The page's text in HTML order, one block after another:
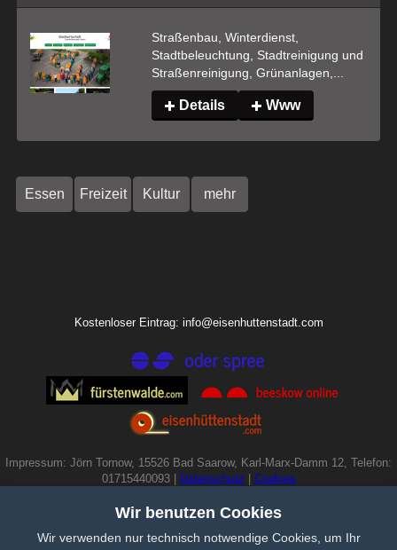
Straßenbau, Winterdienst,
Stadtbeleuchtung, Stadtreinigung und
Straßenreinigung, Grünanlagen,...
Details Www
Essen Freizeit Kultur mehr
Wir benutzen Cookies
Wir verwenden nur technisch notwendige Cookies, um Ihr
Kostenloser Eintrag: info@eisenhuttenstadt.com
Impressum: Jörn Tornow, 15526 Bad Saarow, Karl-Marx-Damm 12, Telefon:
01715440093 |
Datenschutz Cookies